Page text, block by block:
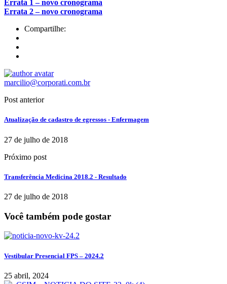
Errata 1 – novo cronograma
Errata 2 – novo cronograma
Compartilhe:
marcilio@corporati.com.br
Post anterior
Atualização de cadastro de egressos - Enfermagem
27 de julho de 2018
Próximo post
Transferência Medicina 2018.2 - Resultado
27 de julho de 2018
Você também pode gostar
Vestibular Presencial FPS – 2024.2
25 abril, 2024